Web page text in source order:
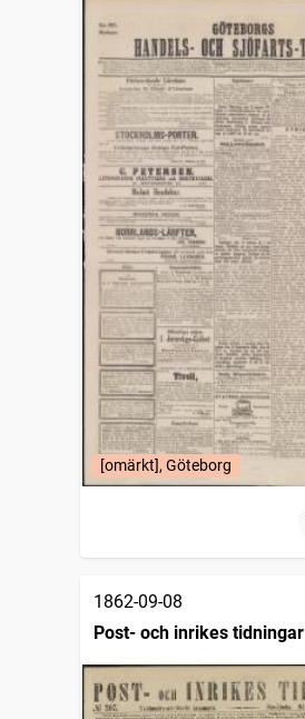
[omärkt], Göteborg
1862-09-08
Post- och inrikes tidningar